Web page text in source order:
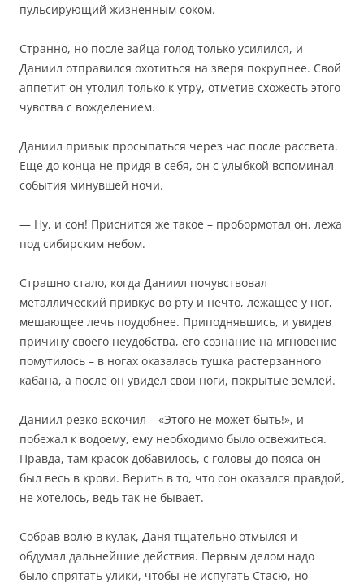
пульсирующий жизненным соком.
Странно, но после зайца голод только усилился, и
Даниил отправился охотиться на зверя покрупнее. Свой
аппетит он утолил только к утру, отметив схожесть этого
чувства с вожделением.
Даниил привык просыпаться через час после рассвета.
Еще до конца не придя в себя, он с улыбкой вспоминал
события минувшей ночи.
— Ну, и сон! Приснится же такое – пробормотал он, лежа
под сибирским небом.
Страшно стало, когда Даниил почувствовал
металлический привкус во рту и нечто, лежащее у ног,
мешающее лечь поудобнее. Приподнявшись, и увидев
причину своего неудобства, его сознание на мгновение
помутилось – в ногах оказалась тушка растерзанного
кабана, а после он увидел свои ноги, покрытые землей.
Даниил резко вскочил – «Этого не может быть!», и
побежал к водоему, ему необходимо было освежиться.
Правда, там красок добавилось, с головы до пояса он
был весь в крови. Верить в то, что сон оказался правдой,
не хотелось, ведь так не бывает.
Собрав волю в кулак, Даня тщательно отмылся и
обдумал дальнейшие действия. Первым делом надо
было спрятать улики, чтобы не испугать Стасю, но